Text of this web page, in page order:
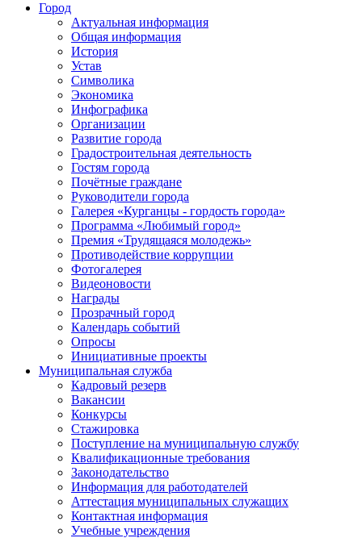
Город
Актуальная информация
Общая информация
История
Устав
Символика
Экономика
Инфографика
Организации
Развитие города
Градостроительная деятельность
Гостям города
Почётные граждане
Руководители города
Галерея «Курганцы - гордость города»
Программа «Любимый город»
Премия «Трудящаяся молодежь»
Противодействие коррупции
Фотогалерея
Видеоновости
Награды
Прозрачный город
Календарь событий
Опросы
Инициативные проекты
Муниципальная служба
Кадровый резерв
Вакансии
Конкурсы
Стажировка
Поступление на муниципальную службу
Квалификационные требования
Законодательство
Информация для работодателей
Аттестация муниципальных служащих
Контактная информация
Учебные учреждения